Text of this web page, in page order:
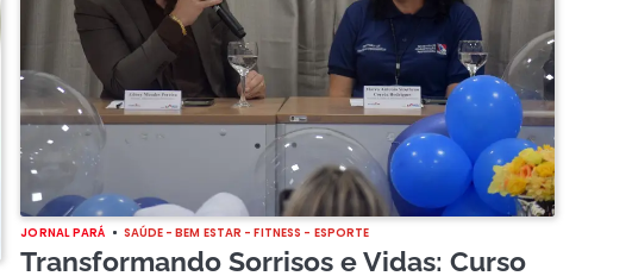
JORNAL PARÁ SAÚDE - BEM ESTAR - FITNESS - ESPORTE
Transformando Sorrisos e Vidas: Curso